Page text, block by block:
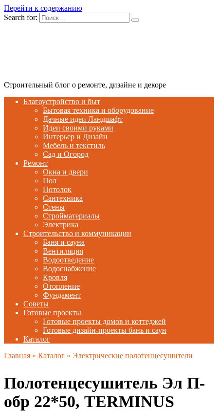
Перейти к содержанию
Search for:
Строительный блог о ремонте, дизайне и декоре
Благоустройство и быт
Бытовая техника и оборудование
Дачные идеи Ландшафт
Идеи своими руками
Интерьер и Дизайн
Мебель и текстиль
Сад и Огород
Ремонт
Окна и двери
Пол
Потолок
Сантехника
Стены
Стройматериалы
Электрика
Строительство и коммуникации
Баня и сауна
Вентиляция
Водоотведение
Водоснабжение
Кровля
Отопление
Фундамент
Советы
Готовые проекты
Готовые проекты домов и коттеджей
Готовые дизайн-проекты бань и саун
Каталог
Главная » Каталог » Электрические полотенцесушители
Полотенцесушитель Эл П-
обр 22*50, TERMINUS